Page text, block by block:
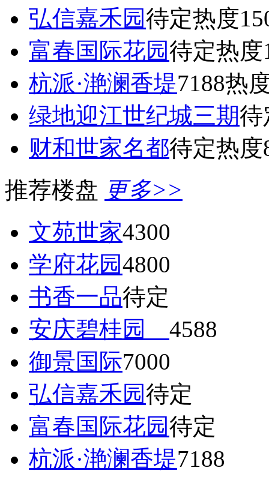
弘信嘉禾园待定热度
富春国际花园待定热度
杭派·滟澜香堤7188热
绿地迎江世纪城三期待
财和世家名都待定热度
推荐楼盘 更多>>
文苑世家4300
学府花园4800
书香一品待定
安庆碧桂园 4588
御景国际7000
弘信嘉禾园待定
富春国际花园待定
杭派·滟澜香堤7188